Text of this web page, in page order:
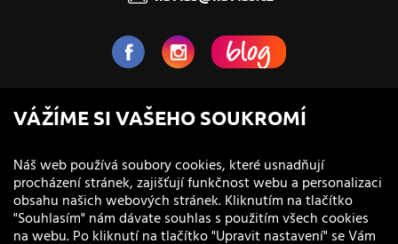
NaVlas.cz - Vlasová kosmetika
provozovatel e-shopu a prodejen
VÁŽÍME SI VAŠEHO SOUKROMÍ
Náš web používá soubory cookies, které usnadňují
procházení stránek, zajišťují funkčnost webu a personalizaci
obsahu našich webových stránek. Kliknutím na tlačítko
"Souhlasím" nám dávate souhlas s použitím všech cookies
na webu. Po kliknutí na tlačítko "Upravit nastavení" se Vám